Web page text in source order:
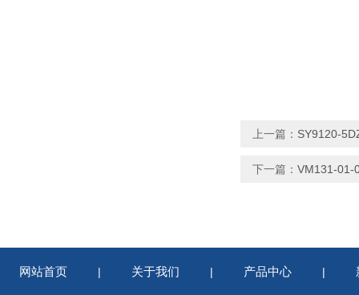
上一篇： SY9120-
下一篇： VM131-01-
网站首页 | 关于我们 | 产品中心 |